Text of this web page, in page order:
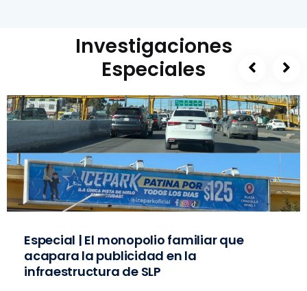
Investigaciones
Especiales
Especial | El monopolio familiar que
acapara la publicidad en la
infraestructura de SLP